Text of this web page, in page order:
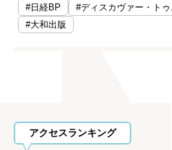
#日経BP
#ディスカヴァー・ト
#大和出版
アクセスランキング